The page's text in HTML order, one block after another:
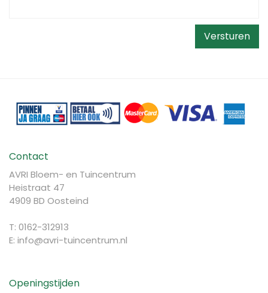
Contact
AVRI Bloem- en Tuincentrum
Heistraat 47
4909 BD Oosteind
T: 0162-312913
E: info@avri-tuincentrum.nl
Openingstijden